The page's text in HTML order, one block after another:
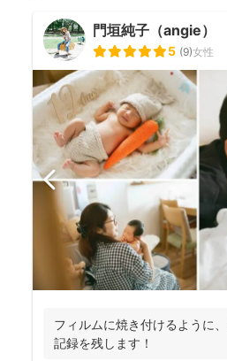
門垣純子（angie）
5 (9)女性
フィルムに焼き付けるように
記録を残します！